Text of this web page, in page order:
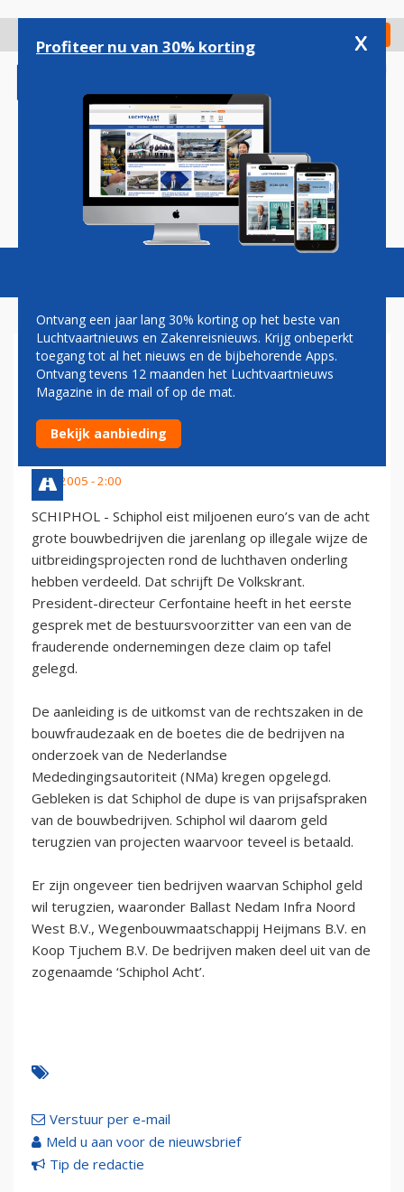
gaan
Check in
Magazine Podcasts Vacatures
SCHIPHOL WIL GELD ZIEN
VAN BESTRAFTE
BOUWBEDRIJVEN
5 juli 2005 - 2:00
SCHIPHOL - Schiphol eist miljoenen euro’s van de acht
grote bouwbedrijven die jarenlang op illegale wijze de
uitbreidingsprojecten rond de luchthaven onderling
hebben verdeeld. Dat schrijft De Volkskrant.
President-directeur Cerfontaine heeft in het eerste
gesprek met de bestuursvoorzitter van een van de
frauderende ondernemingen deze claim op tafel
gelegd.
De aanleiding is de uitkomst van de rechtszaken in de
bouwfraudezaak en de boetes die de bedrijven na
onderzoek van de Nederlandse
Mededingingsautoriteit (NMa) kregen opgelegd.
Gebleken is dat Schiphol de dupe is van prijsafspraken
van de bouwbedrijven. Schiphol wil daarom geld
terugzien van projecten waarvoor teveel is betaald.
Er zijn ongeveer tien bedrijven waarvan Schiphol geld
wil terugzien, waaronder Ballast Nedam Infra Noord
West B.V., Wegenbouwmaatschappij Heijmans B.V. en
Koop Tjuchem B.V. De bedrijven maken deel uit van de
zogenaamde ‘Schiphol Acht’.
Verstuur per e-mail
Meld u aan voor de nieuwsbrief
Tip de redactie
Profiteer nu van 30% korting x
Ontvang een jaar lang 30% korting op het beste van
Luchtvaartnieuws en Zakenreisnieuws. Krijg onbeperkt
toegang tot al het nieuws en de bijbehorende Apps.
Ontvang tevens 12 maanden het Luchtvaartnieuws
Magazine in de mail of op de mat.
Bekijk aanbieding